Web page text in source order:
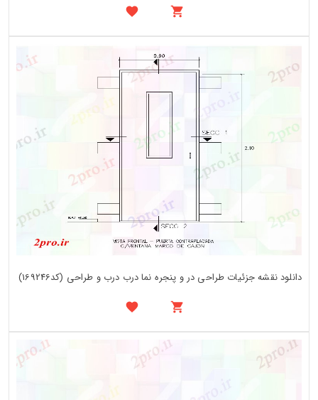
دانلود نقشه جزئیات طراحی در و پنجره نما درب درب و طراحی (کد169246)